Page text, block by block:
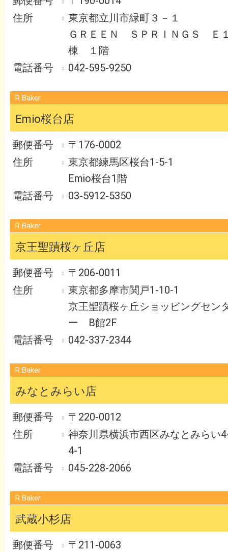
東京都立川市緑町３－１
ＧＲＥＥＮ ＳＰＲＩＮＧＳ Ｅ
棟 １階
042-595-9250
R Baker
Emio桜台店
〒176-0002
東京都練馬区桜台1-5-1
Emio桜台1階
03-5912-5350
R Baker
京王聖蹟桜ヶ丘店
〒206-0011
東京都多摩市関戸1-10-1
京王聖蹟桜ヶ丘ショッピングセン
ー B館2F
042-337-2344
R Baker
みなとみらい店
〒220-0012
神奈川県横浜市西区みなとみらい
4-1
045-228-2066
R Baker
武蔵小杉店
〒211-0063